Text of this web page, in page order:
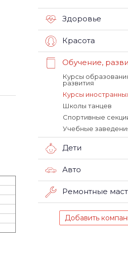
Здоровье
Красота
Обучение,
Курсы
развития
Курсы
Школы танцев
Спортивные
Учебные
Дети
Авто
Ремонтные
Добавить